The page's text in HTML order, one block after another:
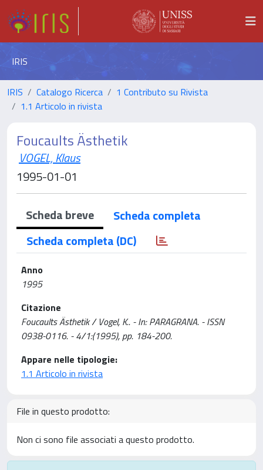
IRIS
IRIS Catalogo Ricerca
1 Contributo su Rivista
1.1 Articolo in rivista
Foucaults Ästhetik
VOGEL, Klaus
1995-01-01
Scheda breve
Scheda completa
Scheda completa (DC)
Anno
1995
Citazione
Foucaults Ästhetik / Vogel, K.. - In: PARAGRANA. - ISSN
0938-0116. - 4/1:(1995), pp. 184-200.
Appare nelle tipologie:
1.1 Articolo in rivista
File in questo prodotto:
Non ci sono file associati a questo prodotto.